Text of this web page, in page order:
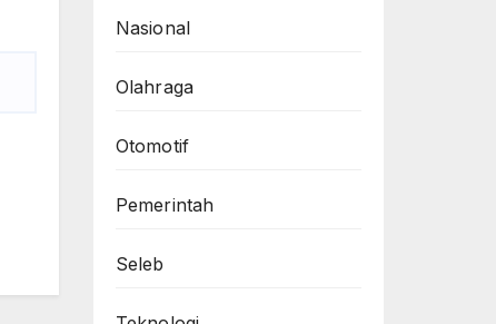
Nasional
Olahraga
Otomotif
Pemerintah
Seleb